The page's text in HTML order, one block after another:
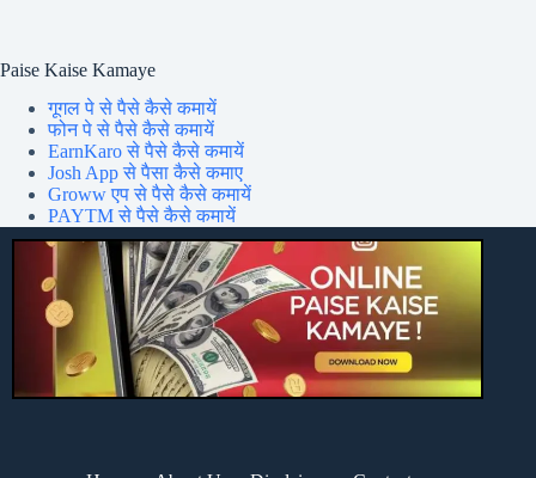
Paise Kaise Kamaye
गूगल पे से पैसे कैसे कमायें
फोन पे से पैसे कैसे कमायें
EarnKaro से पैसे कैसे कमायें
Josh App से पैसा कैसे कमाए
Groww एप से पैसे कैसे कमायें
PAYTM से पैसे कैसे कमायें